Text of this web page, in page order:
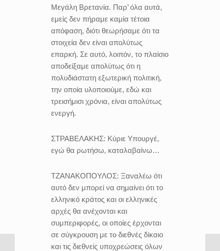
Μεγάλη Βρετανία. Παρ’ όλα αυτά,
εμείς δεν πήραμε καμία τέτοια
απόφαση, διότι θεωρήσαμε ότι τα
στοιχεία δεν είναι απολύτως
επαρκή. Σε αυτό, λοιπόν, το πλαίσιο
αποδείξαμε απολύτως ότι η
πολυδιάστατη εξωτερική πολιτική,
την οποία υλοποιούμε, εδώ και
τρεισήμισι χρόνια, είναι απολύτως
ενεργή.
ΣΤΡΑΒΕΛΑΚΗΣ: Κύριε Υπουργέ,
εγώ θα ρωτήσω, καταλαβαίνω…
ΤΖΑΝΑΚΟΠΟΥΛΟΣ: Ξαναλέω ότι
αυτό δεν μπορεί να σημαίνει ότι το
ελληνικό κράτος και οι ελληνικές
αρχές θα ανέχονται και
συμπεριφορές, οι οποίες έρχονται
σε σύγκρουση με το διεθνές δίκαιο
και τις διεθνείς υποχρεώσεις όλων